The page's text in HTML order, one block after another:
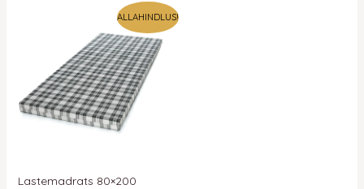
ALLAHINDLUS!
Lastemadrats 80×200